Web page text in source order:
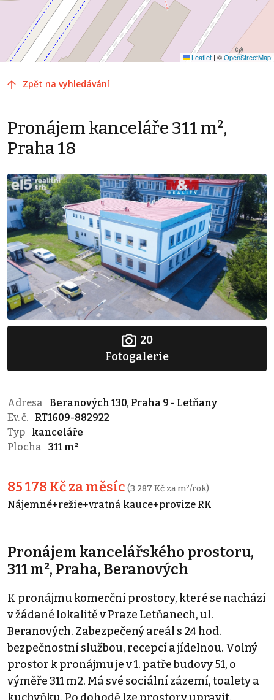
Leaflet | ©OpenStreetMap
Zpět na vyhledávání
Pronájem kanceláře 311 m²,
Praha 18
20
Fotogalerie
Adresa
Beranových 130, Praha 9 - Letňany
Ev. č.
RT1609-882922
Typ
kanceláře
Plocha
311 m²
85 178 Kč za měsíc (3 287 Kč za m²/rok)
Nájemné+režie+vratná kauce+provize RK
Pronájem kancelářského prostoru,
311 m², Praha, Beranových
K pronájmu komerční prostory, které se nachází
v žádané lokalitě v Praze Letňanech, ul.
Beranových. Zabezpečený areál s 24 hod.
bezpečnostní službou, recepcí a jídelnou. Volný
prostor k pronájmu je v 1. patře budovy 51, o
výměře 311 m2. Má své sociální zázemí, toalety a